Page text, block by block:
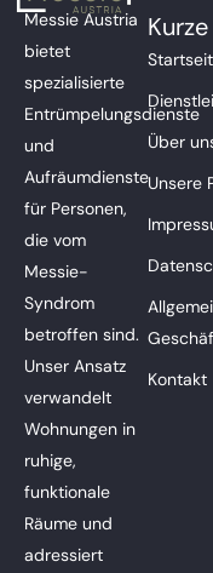
Messie Austria
bietet
spezialisierte
Entrümpelungsdienste
und
Aufräumdienste
für Personen,
die vom
Messie-
Syndrom
betroffen sind.
Unser Ansatz
verwandelt
Wohnungen in
ruhige,
funktionale
Räume und
adressiert
Über
Unsere
Kontakt